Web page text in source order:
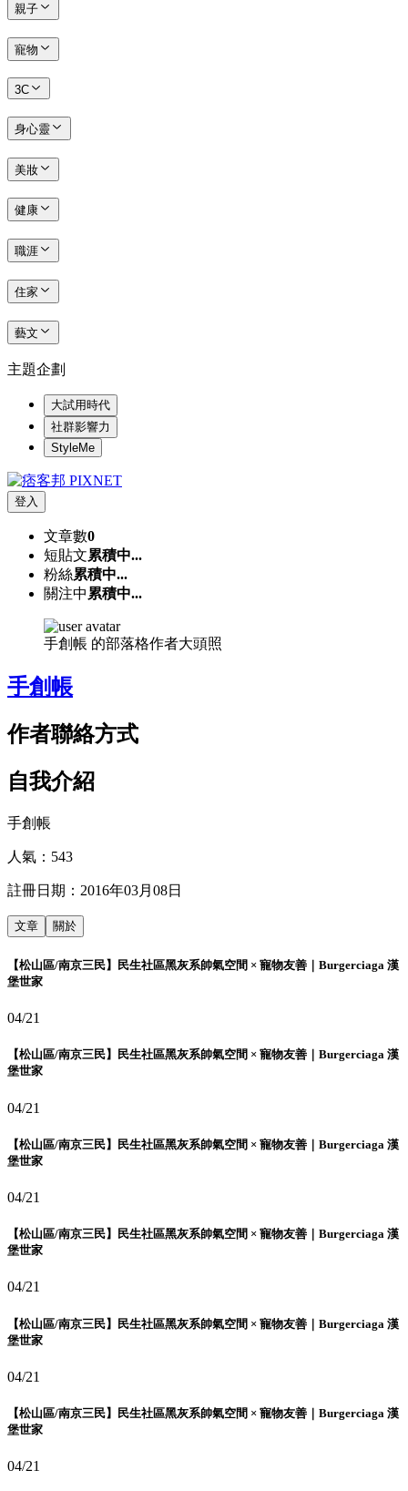
親子
寵物
3C
身心靈
美妝
健康
職涯
住家
藝文
主題企劃
大試用時代
社群影響力
StyleMe
登入
文章數0
短貼文累積中...
粉絲累積中...
關注中 累積中...
手創帳 的部落格作者大頭照
手創帳
作者聯絡方式
自我介紹
手創帳
人氣： 543
註冊日期： 2016年03月08日
文章 關於
【松山區/南京三民】民生社區黑灰系帥氣空間 × 寵物友善｜Burgerciaga 漢
堡世家
04/21
【松山區/南京三民】民生社區黑灰系帥氣空間 × 寵物友善｜Burgerciaga 漢
堡世家
04/21
【松山區/南京三民】民生社區黑灰系帥氣空間 × 寵物友善｜Burgerciaga 漢
堡世家
04/21
【松山區/南京三民】民生社區黑灰系帥氣空間 × 寵物友善｜Burgerciaga 漢
堡世家
04/21
【松山區/南京三民】民生社區黑灰系帥氣空間 × 寵物友善｜Burgerciaga 漢
堡世家
04/21
【松山區/南京三民】民生社區黑灰系帥氣空間 × 寵物友善｜Burgerciaga 漢
堡世家
04/21